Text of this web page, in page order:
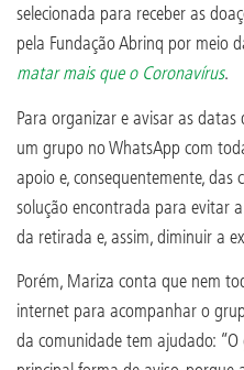
selecionada para receber as
pela Fundação Abrinq por meio
matar mais que o Coronavírus.
Para organizar e avisar as
um grupo no WhatsApp com
apoio e, consequentemente, das
solução encontrada para evitar
da retirada e, assim, diminuir a
Porém, Mariza conta que nem
internet para acompanhar o
da comunidade tem ajudado: